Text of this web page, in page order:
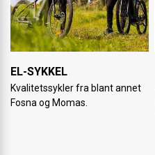
EL-SYKKEL
Kvalitetssykler fra blant annet
Fosna og Momas.